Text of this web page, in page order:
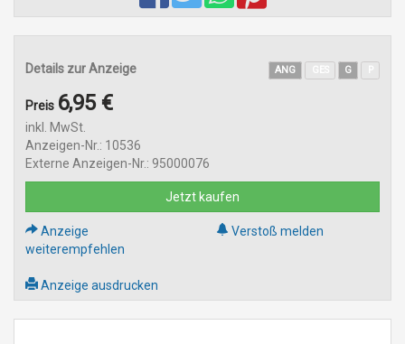
Details zur Anzeige ANG G
Preis 6,95 €
inkl. MwSt.
Anzeigen-Nr.: 10536
Externe Anzeigen-Nr.: 95000076
Jetzt kaufen
Anzeige
weiterempfehlen
Verstoß melden
Anzeige ausdrucken